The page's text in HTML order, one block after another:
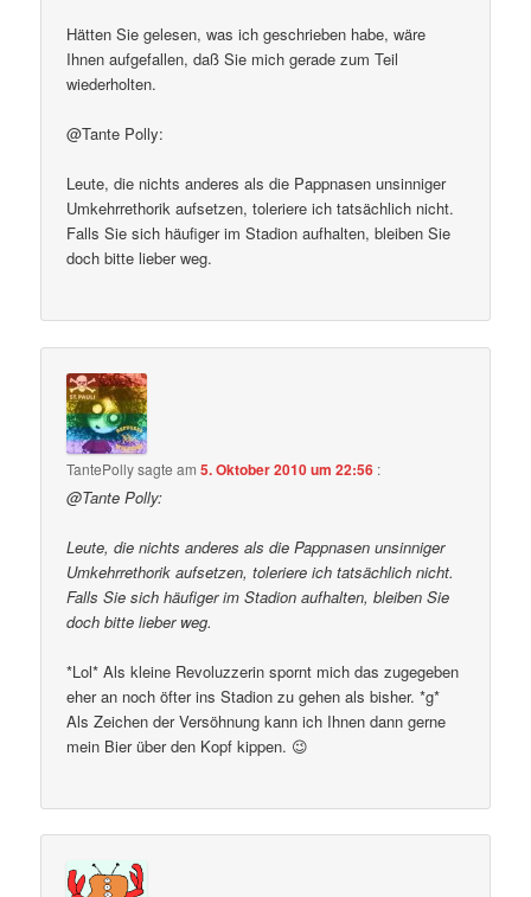
Hätten Sie gelesen, was ich geschrieben habe, wäre
Ihnen aufgefallen, daß Sie mich gerade zum Teil
wiederholten.
@Tante Polly:
Leute, die nichts anderes als die Pappnasen unsinniger
Umkehrrethorik aufsetzen, toleriere ich tatsächlich nicht.
Falls Sie sich häufiger im Stadion aufhalten, bleiben Sie
doch bitte lieber weg.
TantePollysagte am5. Oktober 2010 um 22:56 :
@Tante Polly:
Leute, die nichts anderes als die Pappnasen unsinniger
Umkehrrethorik aufsetzen, toleriere ich tatsächlich nicht.
Falls Sie sich häufiger im Stadion aufhalten, bleiben Sie
doch bitte lieber weg.
*Lol* Als kleine Revoluzzerin spornt mich das zugegeben
eher an noch öfter ins Stadion zu gehen als bisher. *g*
Als Zeichen der Versöhnung kann ich Ihnen dann gerne
mein Bier über den Kopf kippen. 😉